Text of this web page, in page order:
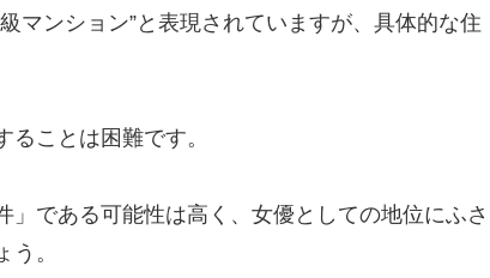
マンション”と表現されていますが、具体的な住
ことは困難です。
である可能性は高く、女優としての地位にふさ
。